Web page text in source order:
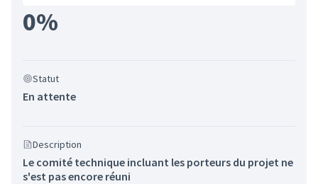
0%
Statut
En attente
Description
Le comité technique incluant les porteurs du projet ne
s'est pas encore réuni